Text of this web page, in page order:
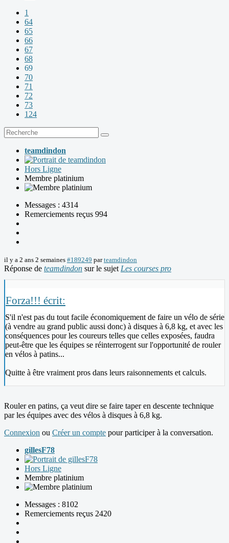
1
64
65
66
67
68
69
70
71
72
73
124
teamdindon
Hors Ligne
Membre platinium
Messages : 4314
Remerciements reçus 994
il y a 2 ans 2 semaines #189249 parteamdindon
Réponse de teamdindon sur le sujet Les courses pro
Forza!!! écrit:
S'il n'est pas du tout facile économiquement de faire un vélo de série
(à vendre au grand public aussi donc) à disques à 6,8 kg, et avec les
conséquences pour les coureurs telles que celles exposées, faudra
peut-être que les équipes se réinterrogent sur l'opportunité de rouler
en vélos à patins...
Quitte à être vraiment pros dans leurs raisonnements et calculs.
Rouler en patins, ça veut dire se faire taper en descente technique
par les équipes avec des vélos à disques à 6,8 kg.
Connexion ou Créer un compte pour participer à la conversation.
gillesF78
Hors Ligne
Membre platinium
Messages : 8102
Remerciements reçus 2420